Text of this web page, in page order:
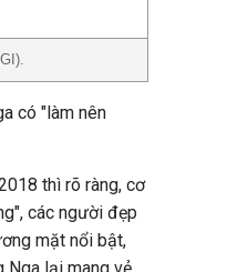
có "làm nên
thì rõ ràng, cơ
các người đẹp
mặt nổi bật,